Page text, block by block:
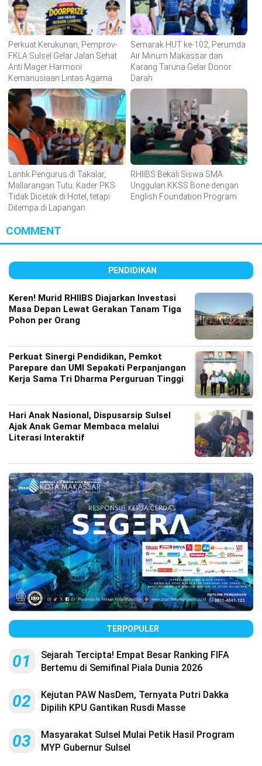
Perkuat Kerukunan, Pemprov-
FKLA Sulsel Gelar Jalan Sehat
Anti Mager Harmoni
Kemanusiaan Lintas Agama
Semarak HUT ke-102, Perumda
Air Minum Makassar dan
Karang Taruna Gelar Donor
Darah
Lantik Pengurus di Takalar,
Mallarangan Tutu: Kader PKS
Tidak Dicetak di Hotel, tetapi
Ditempa di Lapangan
RHIIBS Bekali Siswa SMA
Unggulan KKSS Bone dengan
English Foundation Program
COMMENT
PENDIDIKAN
Keren! Murid RHIIBS Diajarkan Investasi
Masa Depan Lewat Gerakan Tanam Tiga
Pohon per Orang
Perkuat Sinergi Pendidikan, Pemkot
Parepare dan UMI Sepakati Perpanjangan
Kerja Sama Tri Dharma Perguruan Tinggi
Hari Anak Nasional, Dispusarsip Sulsel
Ajak Anak Gemar Membaca melalui
Literasi Interaktif
TERPOPULER
01
Sejarah Tercipta! Empat Besar Ranking FIFA
Bertemu di Semifinal Piala Dunia 2026
02
Kejutan PAW NasDem, Ternyata Putri Dakka
Dipilih KPU Gantikan Rusdi Masse
03
Masyarakat Sulsel Mulai Petik Hasil Program
MYP Gubernur Sulsel